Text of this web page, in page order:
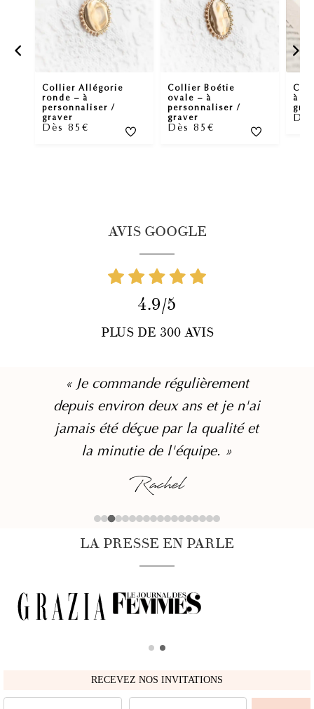
Collier Allégorie
ronde – à
personnaliser /
graver
Dès 85€
Collier Boétie
ovale – à
personnaliser /
graver
Dès 85€
à
AVIS GOOGLE
4.9/5
PLUS DE 300 AVIS
« Je commande régulièrement
depuis environ deux ans et je n'ai
jamais été déçue par la qualité et
la minutie de l'équipe. »
Rachel
LA PRESSE EN PARLE
RECEVEZ NOS INVITATIONS